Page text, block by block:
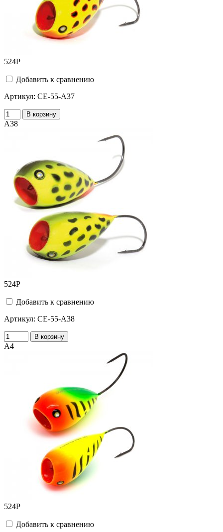
524Р
Добавить к сравнению
Артикул: CE-55-A37
В корзину
A38
524Р
Добавить к сравнению
Артикул: CE-55-A38
В корзину
A4
524Р
Добавить к сравнению